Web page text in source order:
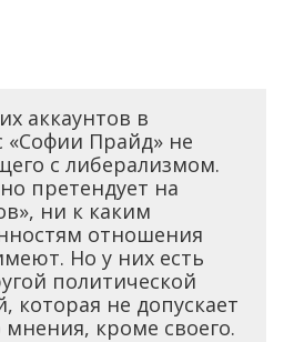
аккаунтов в
«Софии Прайд» не
с либерализмом.
претендует на
ни к каким
отношения
Но у них есть
политической
которая не допускает
мнения, кроме своего.